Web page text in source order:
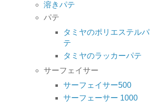
溶きパテ
パテ
タミヤのポリエステルパ
テ
タミヤのラッカーパテ
サーフェイサー
サーフェイサー500
サーフェーサー 1000